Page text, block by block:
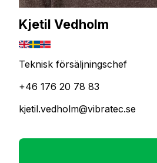
Kjetil Vedholm
Teknisk försäljningschef
+46 176 20 78 83
kjetil.vedholm@vibratec.se